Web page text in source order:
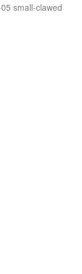
small-clawed